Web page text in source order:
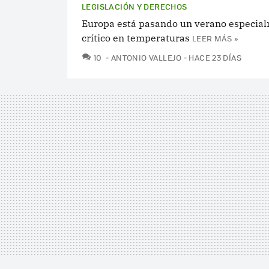
LEGISLACIÓN Y DERECHOS
Europa está pasando un verano
crítico en temperaturas LEER MÁS »
10 COMENTARIOS
ANTONIO VALLEJO HACE 23 DÍAS